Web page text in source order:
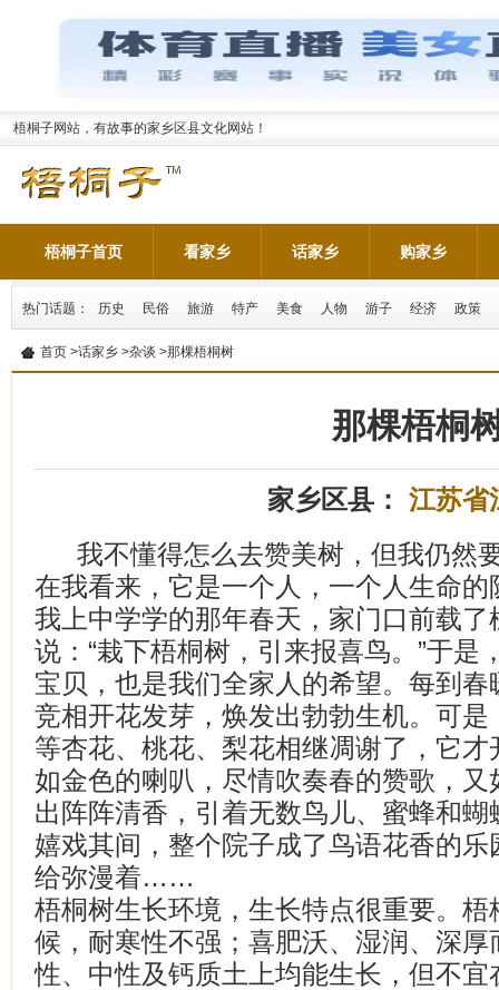
梧桐子网站，有故事的家乡区县文化网站！
梧桐子首页 看家乡 话家乡 购家乡
热门话题： 历史 民俗 旅游 特产 美食 人物 游子 经济 政策
首页 >话家乡 >杂谈 >那棵梧桐树
那棵梧桐
家乡区县： 江苏省
我不懂得怎么去赞美树，但我仍然
在我看来，它是一个人，一个人生命的
我上中学学的那年春天，家门口前载
说：“栽下梧桐树，引来报喜鸟。”于是
宝贝，也是我们全家人的希望。每到
竞相开花发芽，焕发出勃勃生机。可
等杏花、桃花、梨花相继凋谢了，它
如金色的喇叭，尽情吹奏春的赞歌，
出阵阵清香，引着无数鸟儿、蜜蜂和
嬉戏其间，整个院子成了鸟语花香的
给弥漫着……
梧桐树生长环境，生长特点很重要。
候，耐寒性不强；喜肥沃、湿润、深
性、中性及钙质土上均能生长，但不